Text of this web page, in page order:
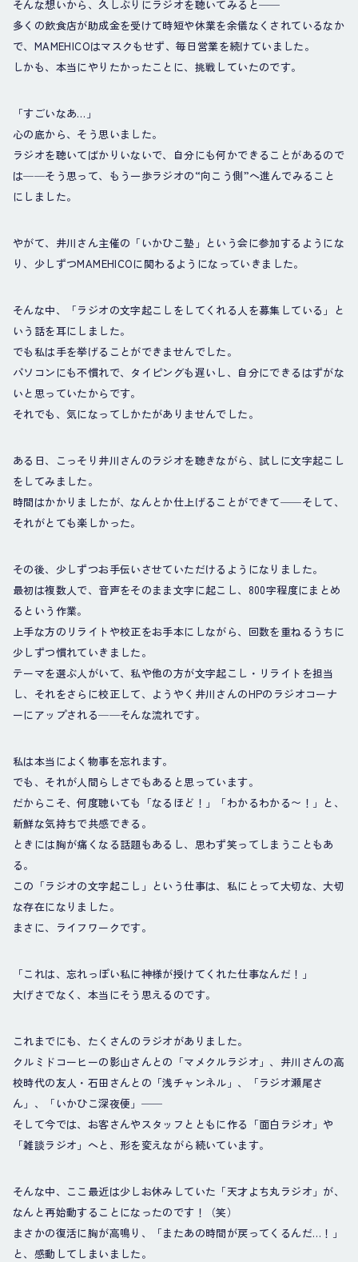
そんな想いから、久しぶりにラジオを聴いてみると──
多くの飲食店が助成金を受けて時短や休業を余儀なくされているなか
で、MAMEHICOはマスクもせず、毎日営業を続けていました。
しかも、本当にやりたかったことに、挑戦していたのです。
「すごいなあ…」
心の底から、そう思いました。
ラジオを聴いてばかりいないで、自分にも何かできることがあるので
は──そう思って、もう一歩ラジオの“向こう側”へ進んでみること
にしました。
やがて、井川さん主催の「いかひこ塾」という会に参加するようにな
り、少しずつMAMEHICOに関わるようになっていきました。
そんな中、「ラジオの文字起こしをしてくれる人を募集している」と
いう話を耳にしました。
でも私は手を挙げることができませんでした。
パソコンにも不慣れで、タイピングも遅いし、自分にできるはずがな
いと思っていたからです。
それでも、気になってしかたがありませんでした。
ある日、こっそり井川さんのラジオを聴きながら、試しに文字起こし
をしてみました。
時間はかかりましたが、なんとか仕上げることができて──そして、
それがとても楽しかった。
その後、少しずつお手伝いさせていただけるようになりました。
最初は複数人で、音声をそのまま文字に起こし、800字程度にまとめ
るという作業。
上手な方のリライトや校正をお手本にしながら、回数を重ねるうちに
少しずつ慣れていきました。
テーマを選ぶ人がいて、私や他の方が文字起こし・リライトを担当
し、それをさらに校正して、ようやく井川さんのHPのラジオコーナ
ーにアップされる──そんな流れです。
私は本当によく物事を忘れます。
でも、それが人間らしさでもあると思っています。
だからこそ、何度聴いても「なるほど！」「わかるわかる〜！」と、
新鮮な気持ちで共感できる。
ときには胸が痛くなる話題もあるし、思わず笑ってしまうこともあ
る。
この「ラジオの文字起こし」という仕事は、私にとって大切な、大切
な存在になりました。
まさに、ライフワークです。
「これは、忘れっぽい私に神様が授けてくれた仕事なんだ！」
大げさでなく、本当にそう思えるのです。
これまでにも、たくさんのラジオがありました。
クルミドコーヒーの影山さんとの「マメクルラジオ」、井川さんの高
校時代の友人・石田さんとの「浅チャンネル」、「ラジオ瀬尾さ
ん」、「いかひこ深夜便」──
そして今では、お客さんやスタッフとともに作る「面白ラジオ」や
「雑談ラジオ」へと、形を変えながら続いています。
そんな中、ここ最近は少しお休みしていた「天才よち丸ラジオ」が、
なんと再始動することになったのです！（笑）
まさかの復活に胸が高鳴り、「またあの時間が戻ってくるんだ…！」
と、感動してしまいました。